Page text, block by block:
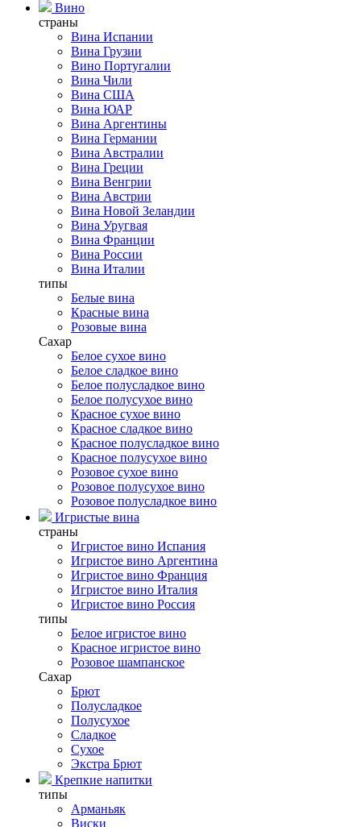
Вино
страны
Вина Испании
Вина Грузии
Вино Португалии
Вина Чили
Вина США
Вина ЮАР
Вина Аргентины
Вина Германии
Вина Австралии
Вина Греции
Вина Венгрии
Вина Австрии
Вина Новой Зеландии
Вина Уругвая
Вина Франции
Вина России
Вина Италии
типы
Белые вина
Красные вина
Розовые вина
Сахар
Белое сухое вино
Белое сладкое вино
Белое полусладкое вино
Белое полусухое вино
Красное сухое вино
Красное сладкое вино
Красное полусладкое вино
Красное полусухое вино
Розовое сухое вино
Розовое полусухое вино
Розовое полусладкое вино
Игристые вина
страны
Игристое вино Испания
Игристое вино Аргентина
Игристое вино Франция
Игристое вино Италия
Игристое вино Россия
типы
Белое игристое вино
Красное игристое вино
Розовое шампанское
Сахар
Брют
Полусладкое
Полусухое
Сладкое
Сухое
Экстра Брют
Крепкие напитки
типы
Арманьяк
Виски